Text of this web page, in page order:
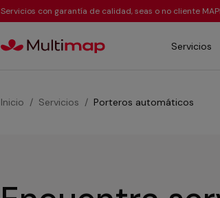
Servicios con garantía de calidad, seas o no cliente
Servicios
Inicio Servicios Porteros automáticos